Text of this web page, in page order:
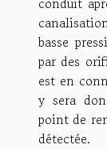
basse
par des
est en
y sera
point de
détectée.